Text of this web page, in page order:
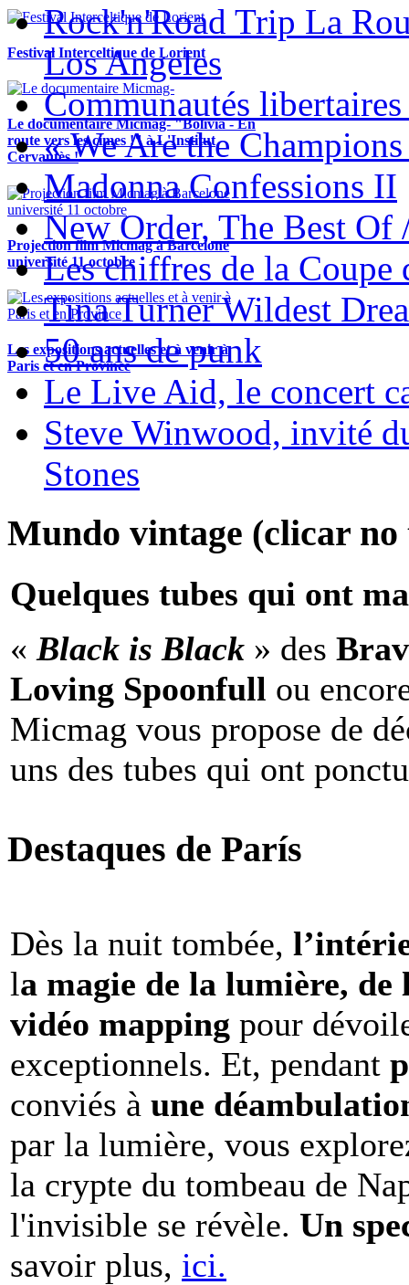
Festival Interceltique de Lorient
Le documentaire Micmag- "Bolivia - En
route vers les cimes !" à L'Institut
Cervantès !
Projection film Micmag à Barcelone
université 11 octobre
Les expositions actuelles et à venir à
Paris et en Province
Rock'n'Road Trip La
Los Angeles
Communautés libertaires
« We Are the
Madonna Confessions II
New Order, The Best Of
Les chiffres de la Coupe
Tina Turner Wildest
50 ans de punk
Le Live Aid, le concert
Steve Winwood, invité
Stones
Mundo vintage (clicar
Quelques tubes qui ont
« Black is Black » des
Loving Spoonfull ou
Micmag vous propose de
uns des tubes qui ont
Destaques de París
Dès la nuit tombée,
la magie de la lumière,
vidéo mapping pour
exceptionnels. Et, pendant
conviés à une
par la lumière, vous
la crypte du tombeau de
l'invisible se révèle. Un
savoir plus, ici.